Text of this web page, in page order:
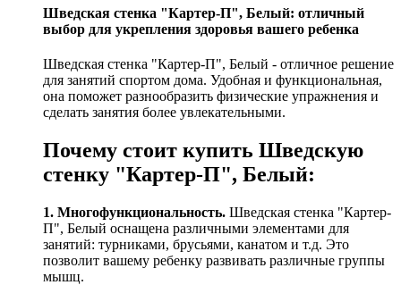
Шведская стенка "Картер-П", Белый: отличный
выбор для укрепления здоровья вашего ребенка
Шведская стенка "Картер-П", Белый - отличное решение
для занятий спортом дома. Удобная и функциональная,
она поможет разнообразить физические упражнения и
сделать занятия более увлекательными.
Почему стоит купить Шведскую
стенку "Картер-П", Белый:
1. Многофункциональность. Шведская стенка "Картер-
П", Белый оснащена различными элементами для
занятий: турниками, брусьями, канатом и т.д. Это
позволит вашему ребенку развивать различные группы
мышц.